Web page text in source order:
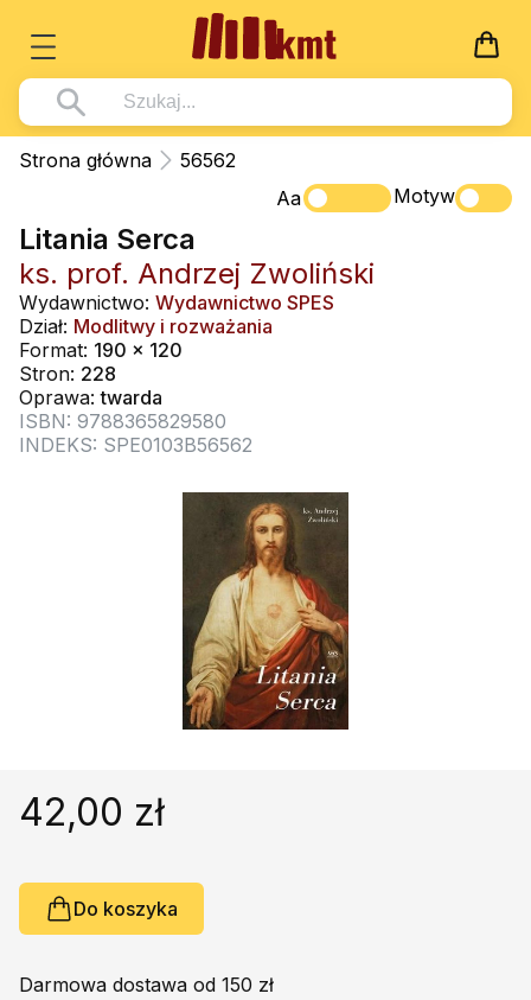
Książki
Wszystko z kategorii - Książki
Pismo Święte
Kościół Katolicki
Duszpasterstwo
Teologia
Życie chrześcijańskie
Duchowość
Książki obcojęzyczne
Poradniki, leksykony...
Podręczniki szkolne
Promocja
Wszystko z kategorii - Multimedia
DVD
CD-ROM
Muzyka
Rekolekcje i inne na CD
Śpiew i modlitwa
Muzyka klasyczna
Dla Dzieci
Wszystko z kategorii - Dla Dzieci
Literatura (D)
Płyty, DVD (D)
Podręczniki i pomoce dydaktyczne
Podręczniki
Wszystko z kategorii - Podręczniki
Podręczniki i pomoce dydaktyczne
Zabawa i Nauka
Nowości
Zaloguj się
Strona główna
56562
Aa
Motyw
Litania Serca
ks. prof. Andrzej Zwoliński
Wydawnictwo: Wydawnictwo SPES
Dział: Modlitwy i rozważania
Format: 190 x 120
Stron: 228
Oprawa:twarda
ISBN: 9788365829580
INDEKS: SPE0103B56562
42,00 zł
Do koszyka
Darmowa dostawa od 150 zł